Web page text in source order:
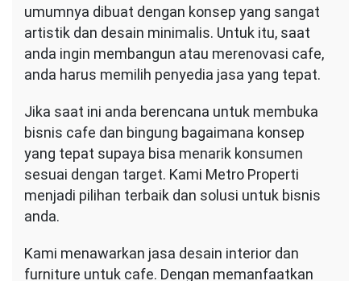
umumnya dibuat dengan konsep yang sangat
artistik dan desain minimalis. Untuk itu, saat
anda ingin membangun atau merenovasi cafe,
anda harus memilih penyedia jasa yang tepat.
Jika saat ini anda berencana untuk membuka
bisnis cafe dan bingung bagaimana konsep
yang tepat supaya bisa menarik konsumen
sesuai dengan target. Kami Metro Properti
menjadi pilihan terbaik dan solusi untuk bisnis
anda.
Kami menawarkan jasa desain interior dan
furniture untuk cafe. Dengan memanfaatkan